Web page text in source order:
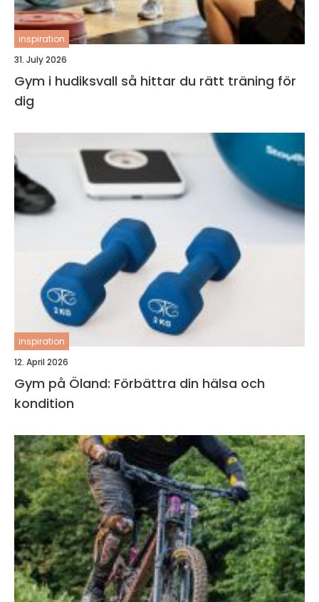
inspiration
31. July 2026
Gym i hudiksvall så hittar du rätt träning för
dig
inspiration
12. April 2026
Gym på Öland: Förbättra din hälsa och
kondition